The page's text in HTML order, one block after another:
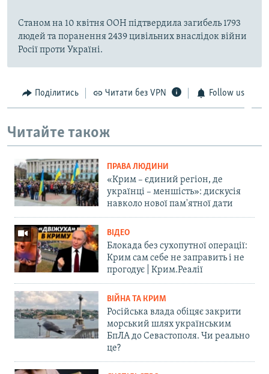
Станом на 10 квітня ООН підтвердила загибель 1793
людей та поранення 2439 цивільних внаслідок війни
Росії проти Україні.
Поділитись Читати без VPN Follow us
Читайте також
ПРАВА ЛЮДИНИ
«Крим – єдиний регіон, де
українці – меншість»: дискусія
навколо нової пам'ятної дати
ВІДЕО
Блокада без сухопутної операції:
Крим сам себе не заправить і не
прогодує | Крим.Реалії
ВІЙНА ТА КРИМ
Російська влада обіцяє закрити
морський шлях українським
БпЛА до Севастополя. Чи реально
це?